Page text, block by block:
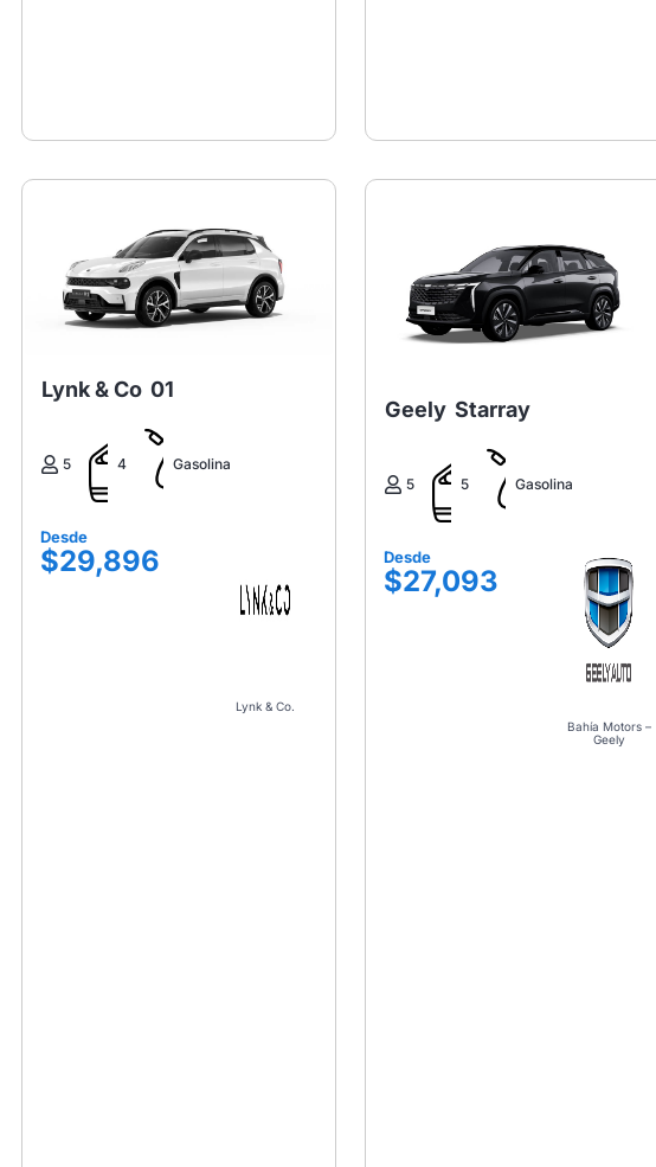
Lynk & Co 01
5 4 Gasolina
Desde
$29,896
Lynk & Co.
Geely Starray
5 5 Gasolina
Desde
$27,093
Bahía Motors –
Geely